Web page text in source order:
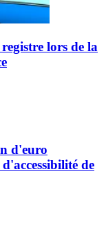
lors de la
d'euro
de